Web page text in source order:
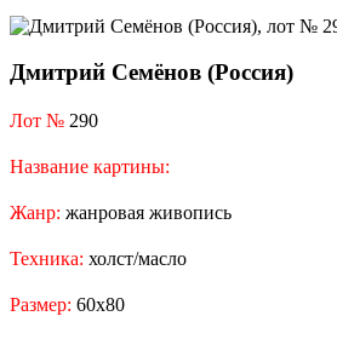
Дмитрий Семёнов (Россия)
Лот № 290
Название картины:
Жанр: жанровая живопись
Техника: холст/масло
Размер: 60x80